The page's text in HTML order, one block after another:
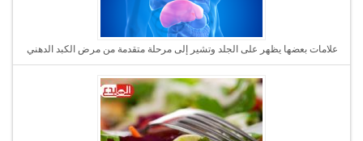
علامات بعضها يظهر على الجلد وتشير إلى مرحلة متقدمة من مرض الكبد الدهني